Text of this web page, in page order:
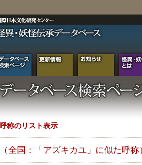
呼称のリスト表示
（全国：「アズキカユ」に似た呼称